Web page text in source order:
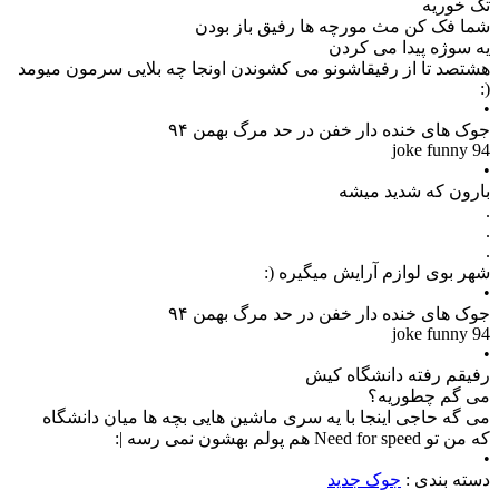
ﺗﮏ ﺧﻮﺭﯾﻪ
ﺷﻤﺎ ﻓﮏ ﮐﻦ ﻣﺚ ﻣﻮﺭﭼﻪ ﻫﺎ ﺭﻓﯿﻖ ﺑﺎﺯ ﺑﻮﺩﻥ
ﯾﻪ ﺳﻮﮊﻩ ﭘﯿﺪﺍ می کردن
ﻫﺸﺘﺼﺪ ﺗﺎ ﺍﺯ ﺭﻓﯿﻘﺎﺷﻮﻧﻮ ﻣﯽ ﮐﺸﻮﻧﺪﻥ ﺍﻭﻧﺠﺎ ﭼﻪ ﺑﻼﯾﯽ ﺳﺮﻣﻮﻥ ﻣﯿﻮﻣﺪ
(:
•
جوک های خنده دار خفن در حد مرگ بهمن ۹۴
joke funny 94
•
بارون که شدید میشه
.
.
.
شهر بوی لوازم آرایش میگیره (:
•
جوک های خنده دار خفن در حد مرگ بهمن ۹۴
joke funny 94
•
ﺭﻓﯿﻘﻢ ﺭﻓﺘﻪ ﺩﺍﻧﺸﮕﺎﻩ ﮐﯿﺶ
ﻣﯽ ﮔﻢ ﭼﻄﻮﺭﯾﻪ؟
ﻣﯽ ﮔﻪ ﺣﺎﺟﯽ ﺍﯾﻨﺠﺎ ﺑﺎ ﯾﻪ ﺳﺮﯼ ﻣﺎﺷﯿﻦ ﻫﺎﯾﯽ ﺑﭽﻪ ﻫﺎ ﻣﯿﺎﻥ ﺩﺍﻧﺸﮕﺎﻩ
ﮐﻪ ﻣﻦ ﺗﻮ Need for speed هم ﭘﻮﻟﻢ ﺑﻬﺸﻮﻥ ﻧﻤﯽ ﺭﺳﻪ |:
•
دسته بندی : جوک جدید